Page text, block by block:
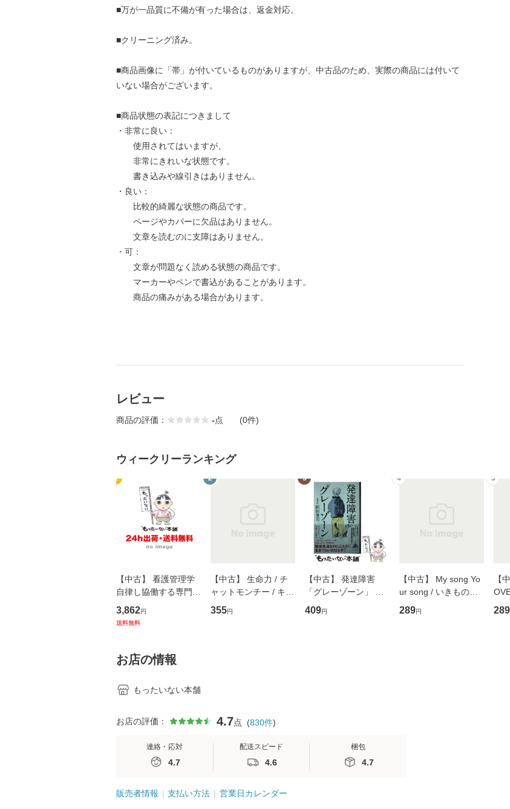
■万が一品質に不備が有った場合は、返金対応。
■クリーニング済み。
■商品画像に「帯」が付いているものがありますが、中古品のため、実際の商品には付いて
いない場合がございます。
■商品状態の表記につきまして
・非常に良い：
使用されてはいますが、
非常にきれいな状態です。
書き込みや線引きはありません。
・良い：
比較的綺麗な状態の商品です。
ページやカバーに欠品はありません。
文章を読むのに支障はありません。
・可：
文章が問題なく読める状態の商品です。
マーカーやペンで書込があることがあります。
商品の痛みがある場合があります。
レビュー
商品の評価： -点 (0件)
ウィークリーランキング
1
【中古】 看護管理学
自律し協働する専門職
の看護マネジメントス
キル 改訂第3版 (看護
堂 [単行
3,862円
送料無料
2
【中古】 生命力 / チ
ャットモンチー / キュ
ーンレコード [CD]
【メール便送料無料】
355円
3
【中古】 発達障害
「グレーゾーン」 そ
の正しい理解と克服法
(SB新書 572) / 岡田尊
409円
4
【中古】 My song Yo
ur song / いきものが
かり / [CD]【メール便
送料無料】
289円
5
【
盤
ミリヤ /
289
お店の情報
もったいない本舗
お店の評価： 4.7点 (830件)
連絡・応対
4.7
配送スピード
4.6
梱包
4.7
販売者情報 支払い方法 営業日カレンダー